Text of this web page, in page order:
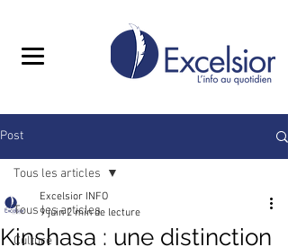
Post
Tous les articles
Culture
Tous les articles
Kinshasa : une distinction
Excelsior INFO
9 juin 2 min de lecture